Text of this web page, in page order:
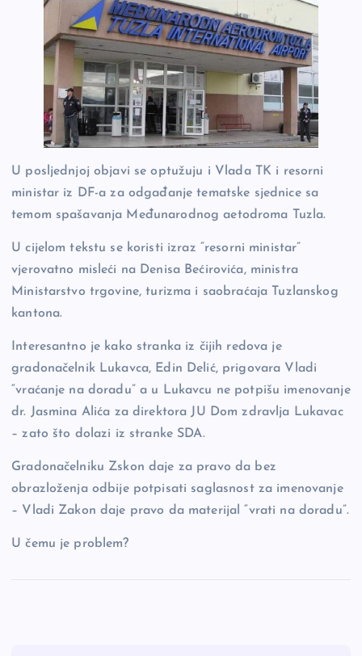
U posljednjoj objavi se optužuju i Vlada TK i resorni
ministar iz DF-a za odgađanje tematske sjednice sa
temom spašavanja Međunarodnog aetodroma Tuzla.
U cijelom tekstu se koristi izraz “resorni ministar”
vjerovatno misleći na Denisa Bećirovića, ministra
Ministarstvo trgovine, turizma i saobraćaja Tuzlanskog
kantona.
Interesantno je kako stranka iz čijih redova je
gradonačelnik Lukavca, Edin Delić, prigovara Vladi
“vraćanje na doradu” a u Lukavcu ne potpišu imenovanje
dr. Jasmina Alića za direktora JU Dom zdravlja Lukavac
– zato što dolazi iz stranke SDA.
Gradonačelniku Zskon daje za pravo da bez
obrazloženja odbije potpisati saglasnost za imenovanje
– Vladi Zakon daje pravo da materijal “vrati na doradu”.
U čemu je problem?